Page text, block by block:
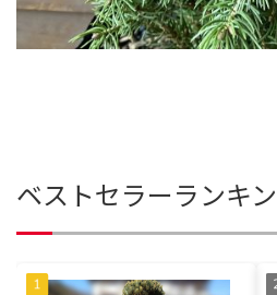
ベストセラーランキ